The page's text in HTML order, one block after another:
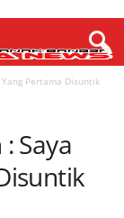
Pertama Disuntik
Saya